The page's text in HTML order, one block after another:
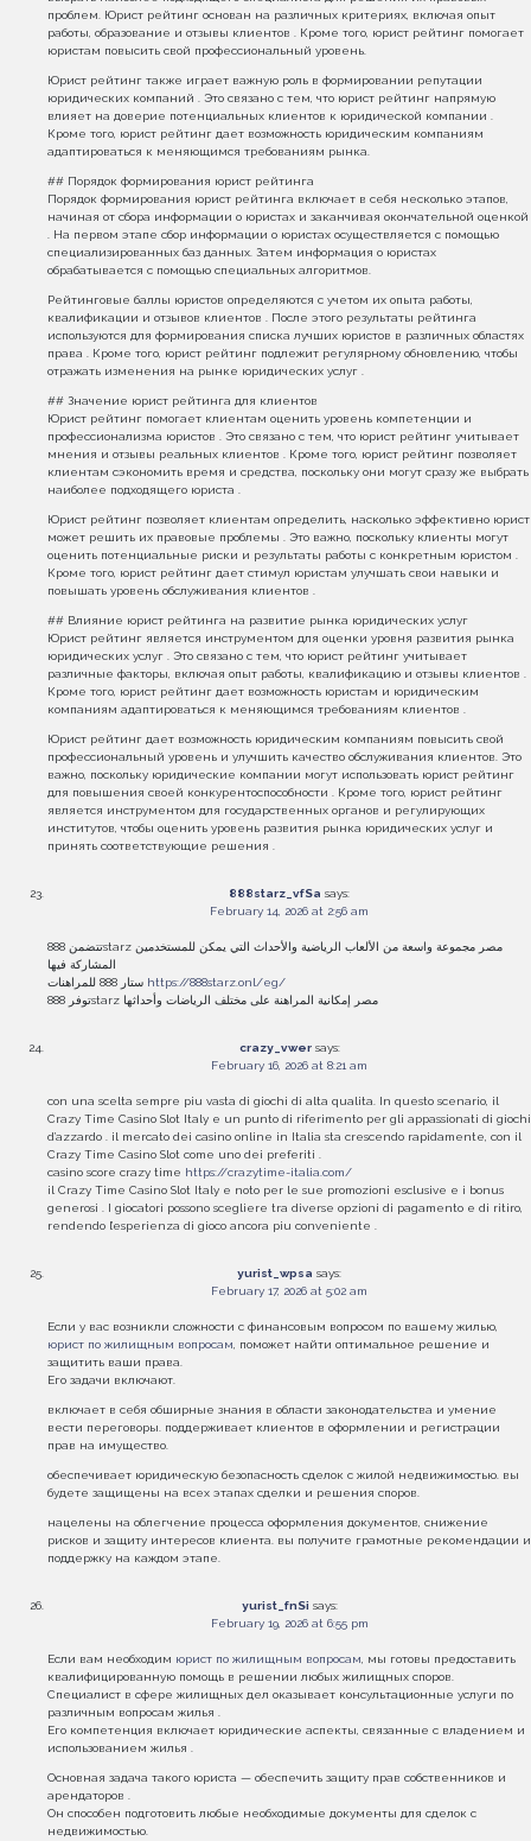
проблем. Юрист рейтинг основан на различных критериях, включая опыт
работы, образование и отзывы клиентов . Кроме того, юрист рейтинг помогает
юристам повысить свой профессиональный уровень.
Юрист рейтинг также играет важную роль в формировании репутации
юридических компаний . Это связано с тем, что юрист рейтинг напрямую
влияет на доверие потенциальных клиентов к юридической компании .
Кроме того, юрист рейтинг дает возможность юридическим компаниям
адаптироваться к меняющимся требованиям рынка.
## Порядок формирования юрист рейтинга
Порядок формирования юрист рейтинга включает в себя несколько этапов,
начиная от сбора информации о юристах и заканчивая окончательной оценкой
. На первом этапе сбор информации о юристах осуществляется с помощью
специализированных баз данных. Затем информация о юристах
обрабатывается с помощью специальных алгоритмов.
Рейтинговые баллы юристов определяются с учетом их опыта работы,
квалификации и отзывов клиентов . После этого результаты рейтинга
используются для формирования списка лучших юристов в различных областях
права . Кроме того, юрист рейтинг подлежит регулярному обновлению, чтобы
отражать изменения на рынке юридических услуг .
## Значение юрист рейтинга для клиентов
Юрист рейтинг помогает клиентам оценить уровень компетенции и
профессионализма юристов . Это связано с тем, что юрист рейтинг учитывает
мнения и отзывы реальных клиентов . Кроме того, юрист рейтинг позволяет
клиентам сэкономить время и средства, поскольку они могут сразу же выбрать
наиболее подходящего юриста .
Юрист рейтинг позволяет клиентам определить, насколько эффективно юрист
может решить их правовые проблемы . Это важно, поскольку клиенты могут
оценить потенциальные риски и результаты работы с конкретным юристом .
Кроме того, юрист рейтинг дает стимул юристам улучшать свои навыки и
повышать уровень обслуживания клиентов .
## Влияние юрист рейтинга на развитие рынка юридических услуг
Юрист рейтинг является инструментом для оценки уровня развития рынка
юридических услуг . Это связано с тем, что юрист рейтинг учитывает
различные факторы, включая опыт работы, квалификацию и отзывы клиентов .
Кроме того, юрист рейтинг дает возможность юристам и юридическим
компаниям адаптироваться к меняющимся требованиям клиентов .
Юрист рейтинг дает возможность юридическим компаниям повысить свой
профессиональный уровень и улучшить качество обслуживания клиентов. Это
важно, поскольку юридические компании могут использовать юрист рейтинг
для повышения своей конкурентоспособности . Кроме того, юрист рейтинг
является инструментом для государственных органов и регулирующих
институтов, чтобы оценить уровень развития рынка юридических услуг и
принять соответствующие решения .
888starz_vfSa says:
February 14, 2026 at 2:56 am
تتضمن 888starz مصر مجموعة واسعة من الألعاب الرياضية والأحداث التي يمكن للمستخدمين
المشاركة فيها
https://888starz.onl/eg/
توفر 888starz مصر إمكانية المراهنة على مختلف الرياضات وأحداثها
crazy_vwer says:
February 16, 2026 at 8:21 am
con una scelta sempre piu vasta di giochi di alta qualita. In questo scenario, il
Crazy Time Casino Slot Italy e un punto di riferimento per gli appassionati di giochi
d’azzardo . il mercato dei casino online in Italia sta crescendo rapidamente, con il
Crazy Time Casino Slot come uno dei preferiti .
casino score crazy time https://crazytime-italia.com/
il Crazy Time Casino Slot Italy e noto per le sue promozioni esclusive e i bonus
generosi . I giocatori possono scegliere tra diverse opzioni di pagamento e di ritiro,
rendendo l’esperienza di gioco ancora piu conveniente .
yurist_wpsa says:
February 17, 2026 at 5:02 am
Если у вас возникли сложности с финансовым вопросом по вашему жилью,
юрист по жилищным вопросам, поможет найти оптимальное решение и
защитить ваши права.
Его задачи включают.
включает в себя обширные знания в области законодательства и умение
вести переговоры. поддерживает клиентов в оформлении и регистрации
прав на имущество.
обеспечивает юридическую безопасность сделок с жилой недвижимостью. вы
будете защищены на всех этапах сделки и решения споров.
нацелены на облегчение процесса оформления документов, снижение
рисков и защиту интересов клиента. вы получите грамотные рекомендации и
поддержку на каждом этапе.
yurist_fnSi says:
February 19, 2026 at 6:55 pm
Если вам необходим юрист по жилищным вопросам, мы готовы предоставить
квалифицированную помощь в решении любых жилищных споров.
Специалист в сфере жилищных дел оказывает консультационные услуги по
различным вопросам жилья .
Его компетенция включает юридические аспекты, связанные с владением и
использованием жилья .
Основная задача такого юриста — обеспечить защиту прав собственников и
арендаторов .
Он способен подготовить любые необходимые документы для сделок с
недвижимостью.